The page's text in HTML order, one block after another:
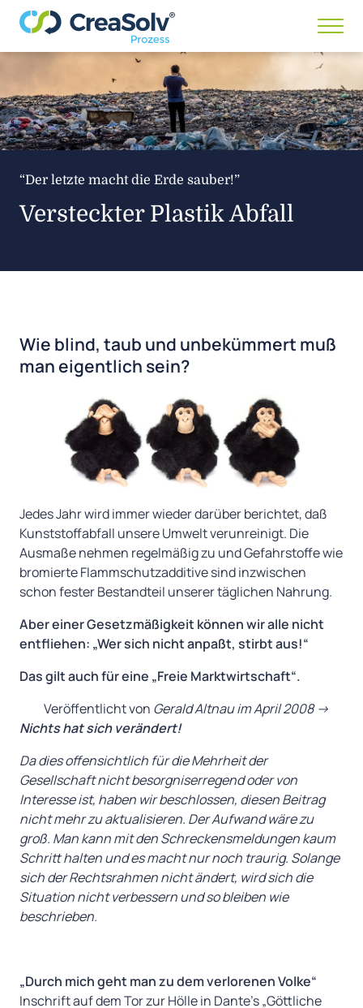
Menü
/
“Der letzte macht die Erde sauber!”
Versteckter Plastik Abfall
Wie blind, taub und unbekümmert muß
man eigentlich sein?
Jedes Jahr wird immer wieder darüber berichtet, daß
Kunststoffabfall unsere Umwelt verunreinigt. Die
Ausmaße nehmen regelmäßig zu und Gefahrstoffe wie
bromierte Flammschutzadditive sind inzwischen
schon fester Bestandteil unserer täglichen Nahrung.
Aber einer Gesetzmäßigkeit können wir alle nicht
entfliehen: „Wer sich nicht anpaßt, stirbt aus!“
Das gilt auch für eine „Freie Marktwirtschaft“.
Veröffentlicht von Gerald Altnau im April 2008 ->
Nichts hat sich verändert!
Da dies offensichtlich für die Mehrheit der
Gesellschaft nicht besorgniserregend oder von
Interesse ist, haben wir beschlossen, diesen Beitrag
nicht mehr zu aktualisieren. Der Aufwand wäre zu
groß. Man kann mit den Schreckensmeldungen kaum
Schritt halten und es macht nur noch traurig. Solange
sich der Rechtsrahmen nicht ändert, wird sich die
Situation nicht verbessern und so bleiben wie
beschrieben.
„Durch mich geht man zu dem verlorenen Volke“
Inschrift auf dem Tor zur Hölle in Dante’s „Göttliche